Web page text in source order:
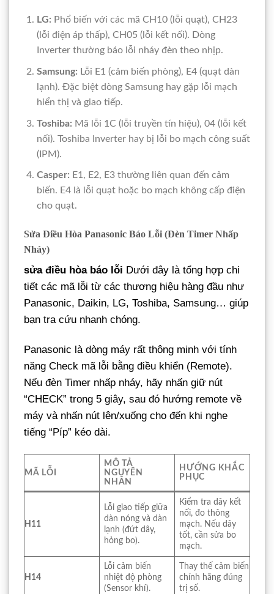
LG: Phổ biến với các mã CH10 (lỗi quạt), CH23
(lỗi điện áp thấp), CH05 (lỗi kết nối). Dòng
Inverter thường báo lỗi nháy đèn theo nhịp.
Samsung: Lỗi E1 (cảm biến phòng), E4 (quạt dàn
lạnh). Đặc biệt dòng Samsung hay gặp lỗi mạch
hiển thị và giao tiếp.
Toshiba: Mã lỗi 1C (lỗi truyền tín hiệu), 04 (lỗi kết
nối). Toshiba Inverter hay bị lỗi bo mạch công suất
(IPM).
Casper: E1, E2, E3 thường liên quan đến cảm
biến. E4 là lỗi quạt hoặc bo mạch không cấp điện
cho quạt.
Sửa Điều Hòa Panasonic Báo Lỗi (Đèn Timer Nhấp
Nháy)
sửa điều hòa báo lỗi Dưới đây là tổng hợp chi
tiết các mã lỗi từ các thương hiệu hàng đầu như
Panasonic, Daikin, LG, Toshiba, Samsung… giúp
bạn tra cứu nhanh chóng.
Panasonic là dòng máy rất thông minh với tính
năng Check mã lỗi bằng điều khiển (Remote).
Nếu đèn Timer nhấp nháy, hãy nhấn giữ nút
“CHECK” trong 5 giây, sau đó hướng remote về
máy và nhấn nút lên/xuống cho đến khi nghe
tiếng “Píp” kéo dài.
MÃ LỖI
MÔ TẢ
NGUYÊN
NHÂN
HƯỚNG KHẮC
PHỤC
H11
Lỗi giao tiếp giữa
dàn nóng và dàn
lạnh (đứt dây,
hỏng bo).
Kiểm tra dây kết
nối, đo thông
mạch. Nếu dây
tốt, cần sửa bo
mạch.
H14
Lỗi cảm biến
nhiệt độ phòng
(Sensor khí).
Thay thế cảm biến
chính hãng đúng
trị số.